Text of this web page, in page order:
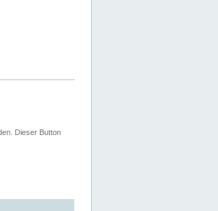
Dieser Button